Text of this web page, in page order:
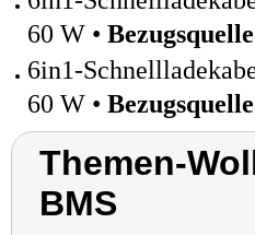
60 W • Bezugsquelle
6in1-
60 W • Bezugsquelle
Themen-
BMS